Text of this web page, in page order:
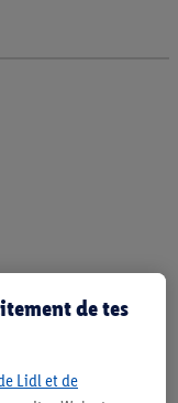
de tes
Lidl et de